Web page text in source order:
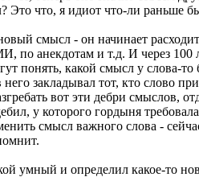
Это что, я идиот что-ли раньше
смысл - он начинает
по анекдотам и т.д. И через 100
понять, какой смысл у слова-то
закладывал тот, кто слово
вот эти дебри смыслов,
у которого гордыня
смысл важного слова -
умный и определил какое-то